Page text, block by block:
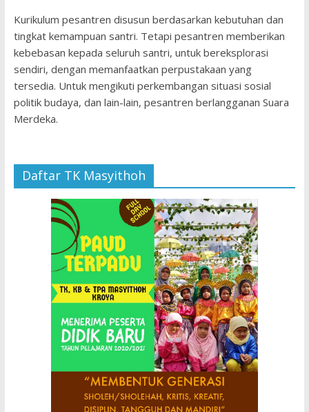
Kurikulum pesantren disusun berdasarkan kebutuhan dan
tingkat kemampuan santri. Tetapi pesantren memberikan
kebebasan kepada seluruh santri, untuk bereksplorasi
sendiri, dengan memanfaatkan perpustakaan yang
tersedia. Untuk mengikuti perkembangan situasi sosial
politik budaya, dan lain-lain, pesantren berlangganan Suara
Merdeka.
Daftar TK Masyithoh